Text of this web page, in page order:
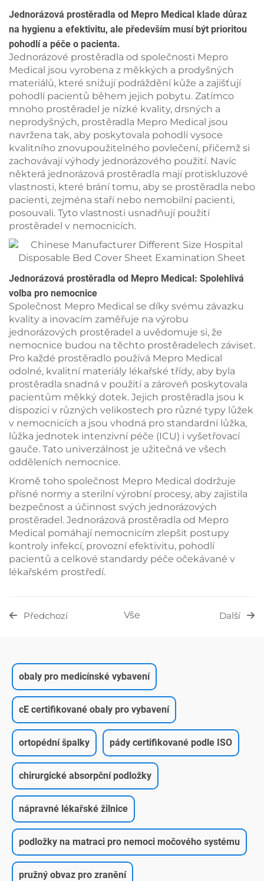
Jednorázová prostěradla od Mepro Medical klade důraz
na hygienu a efektivitu, ale především musí být prioritou
pohodlí a péče o pacienta.
Jednorázové prostěradla od společnosti Mepro
Medical jsou vyrobena z měkkých a prodyšných
materiálů, které snižují podráždění kůže a zajišťují
pohodlí pacientů během jejich pobytu. Zatímco
mnoho prostěradel je nízké kvality, drsných a
neprodyšných, prostěradla Mepro Medical jsou
navržena tak, aby poskytovala pohodlí vysoce
kvalitního znovupoužitelného povlečení, přičemž si
zachovávají výhody jednorázového použití. Navíc
některá jednorázová prostěradla mají protiskluzové
vlastnosti, které brání tomu, aby se prostěradla nebo
pacienti, zejména staří nebo nemobilní pacienti,
posouvali. Tyto vlastnosti usnadňují použití
prostěradel v nemocnicích.
Jednorázová prostěradla od Mepro Medical: Spolehlivá
volba pro nemocnice
Společnost Mepro Medical se díky svému závazku
kvality a inovacím zaměřuje na výrobu
jednorázových prostěradel a uvědomuje si, že
nemocnice budou na těchto prostěradelech záviset.
Pro každé prostěradlo používá Mepro Medical
odolné, kvalitní materiály lékařské třídy, aby byla
prostěradla snadná v použití a zároveň poskytovala
pacientům měkký dotek. Jejich prostěradla jsou k
dispozici v různých velikostech pro různé typy lůžek
v nemocnicích a jsou vhodná pro standardní lůžka,
lůžka jednotek intenzivní péče (ICU) i vyšetřovací
gauče. Tato univerzálnost je užitečná ve všech
odděleních nemocnice.
Kromě toho společnost Mepro Medical dodržuje
přísné normy a sterilní výrobní procesy, aby zajistila
bezpečnost a účinnost svých jednorázových
prostěradel. Jednorázová prostěradla od Mepro
Medical pomáhají nemocnicím zlepšit postupy
kontroly infekcí, provozní efektivitu, pohodlí
pacientů a celkové standardy péče očekávané v
lékařském prostředí.
Předchozí Vše Další
obaly pro medicínské vybavení
cE certifikované obaly pro vybavení
ortopédní špalky pády certifikované podle ISO
chirurgické absorpční podložky
nápravné lékařské žilnice
podložky na matraci pro nemoci močového systému
pružný obvaz pro zranění